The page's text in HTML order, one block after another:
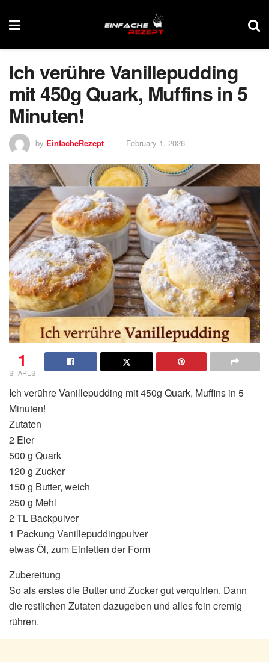
Ich verühre Vanillepudding
mit 450g Quark, Muffins in 5
Minuten!
by EinfacheRezept February 1, 2026
1
SHARES
Ich verühre Vanillepudding mit 450g Quark, Muffins in 5
Minuten!
Zutaten
2 Eier
500 g Quark
120 g Zucker
150 g Butter, weich
250 g Mehl
2 TL Backpulver
1 Packung Vanillepuddingpulver
etwas Öl, zum Einfetten der Form
Zubereitung
So als erstes die Butter und Zucker gut verquirlen. Dann
die restlichen Zutaten dazugeben und alles fein cremig
rühren.